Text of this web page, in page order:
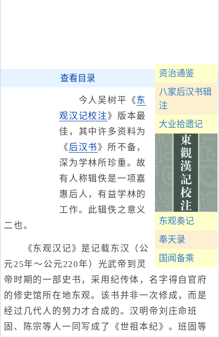
资治通鉴
八家后汉书辑
注
大业拾遗记
东观奏记
奉天录
国闻备乘
查看目录
今人吴树平《东
观汉记校注 》版本最
佳，其中许多资料为
《 后汉书 》所不备，
深为学林所珍重。故
有人称辑佚是一项嘉
惠后人，有益学林的
工作。此辑佚之意义
二也。
《东观汉记》是记载东汉（公
元25年～公元220年）光武帝到灵
帝时期的一部史书，采用纪传体，名字得自官府
的修史馆所在地东观。该书并非一次修成，而是
经过几代人的努力才合成的。汉明帝刘庄命班
固、陈宗等人一同写成了《世祖本纪》。班固等